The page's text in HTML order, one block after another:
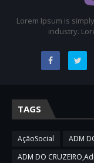
Lorem Ipsum is
industry.
TAGS
AçãoSocial
ADM
ADM DO